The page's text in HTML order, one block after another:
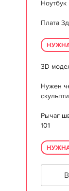
Ноутбук
Плата
3D
Нужен
Рычаг
101
НУЖНА